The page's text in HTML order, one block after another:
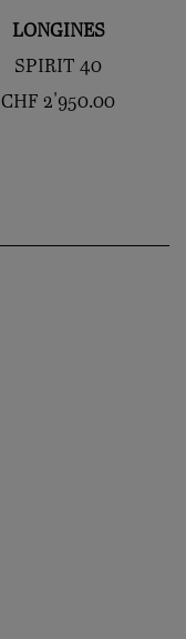
LONGINES
SPIRIT 40
CHF 2'950.00